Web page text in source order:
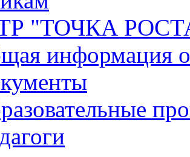
"ТОЧКА
информация